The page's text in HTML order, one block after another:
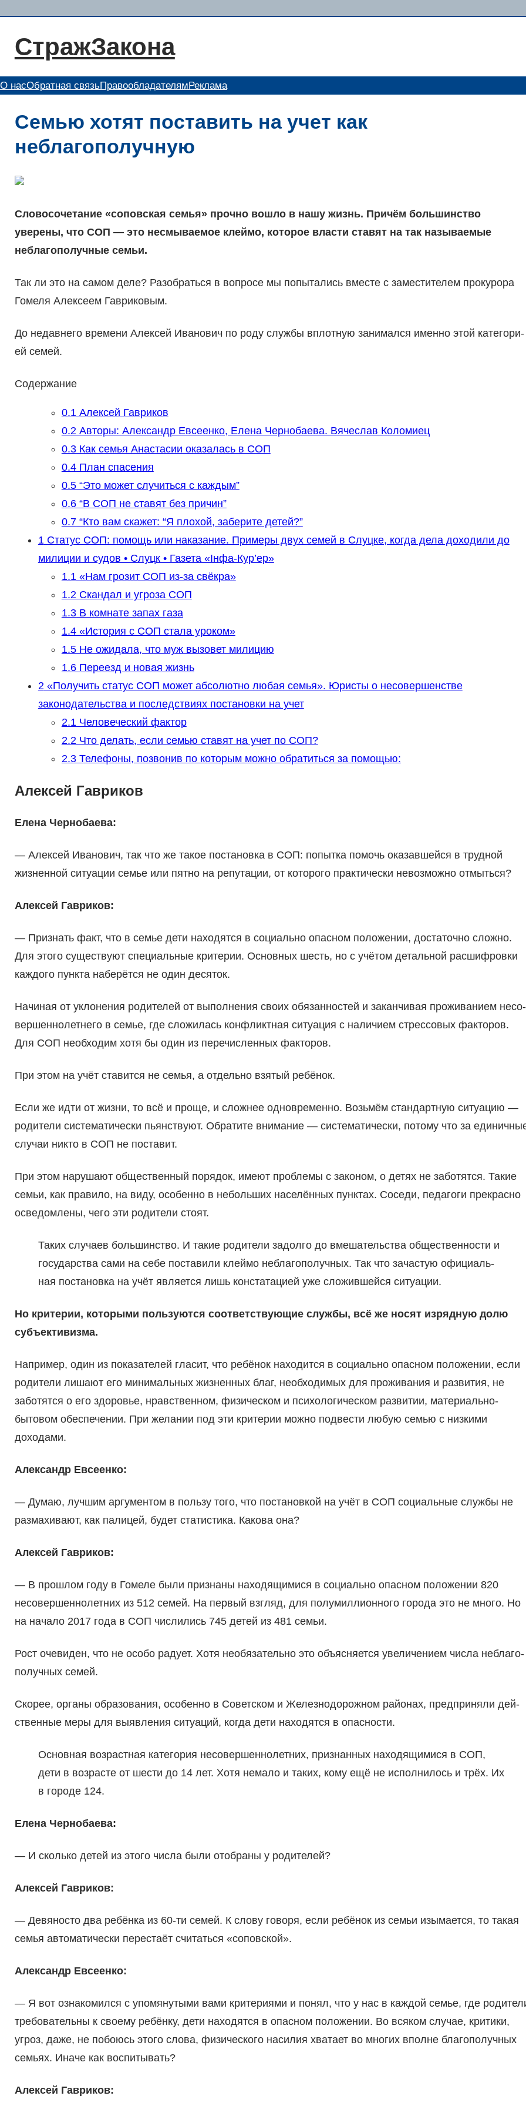
содержимому
СтражЗакона
О насОбратная связьПравообладателям Реклама
Семью хотят поставить на учет как
неблагополучную
Словосочетание «соповская семья» прочно вошло в нашу жизнь. Причём большинство
уверены, что СОП — это несмываемое клеймо, которое вла­сти ставят на так на­зываемые
неблаго­получные семьи.
Так ли это на самом де­ле? Разобраться в во­просе мы попытались вместе с заместите­лем прокурора
Гомеля Алексеем Гаври­ковым.
До недавнего времени Алексей Ива­нович по роду службы вплотную занимался именно этой категори­
ей семей.
Содержание
0.1Алексей Гавриков
0.2Авторы: Александр Евсеенко, Елена Чернобаева. Вячеслав Коломиец
0.3Как семья Анастасии оказалась в СОП
0.4План спасения
0.5“Это может случиться с каждым”
0.6“В СОП не ставят без причин”
0.7“Кто вам скажет: “Я плохой, заберите детей?”
1Статус СОП: помощь или наказание. Примеры двух семей в Слуцке, когда дела доходили до
милиции и судов • Слуцк • Газета «Інфа-Кур’ер»
1.1«Нам грозит СОП из-за свёкра»
1.2Скандал и угроза СОП
1.3В комнате запах газа
1.4«История с СОП стала уроком»
1.5Не ожидала, что муж вызовет милицию
1.6Переезд и новая жизнь
2«Получить статус СОП может абсолютно любая семья». Юристы о несовершенстве
законодательства и последствиях постановки на учет
2.1Человеческий фактор
2.2Что делать, если семью ставят на учет по СОП?
2.3Телефоны, позвонив по которым можно обратиться за помощью:
Алексей Гавриков
Елена Чернобаева:
— Алексей Иванович, так что же такое постановка в СОП: попытка помочь оказав­шейся в трудной
жизненной ситуации семье или пятно на репутации, от которого практи­чески невозможно отмыться?
Алексей Гавриков:
— Признать факт, что в семье дети находятся в соци­ально опасном положении, достаточно сложно.
Для этого существуют специальные кри­терии. Основных шесть, но с учётом детальной расшифров­ки
каждого пункта наберётся не один десяток.
Начиная от уклонения родителей от выпол­нения своих обязанностей и заканчивая проживанием несо­
вершеннолетнего в семье, где сложилась конфликтная ситу­ация с наличием стрессовых факторов.
Для СОП необходим хотя бы один из перечисленных факторов.
При этом на учёт ставится не семья, а отдельно взятый ребёнок.
Если же идти от жизни, то всё и проще, и сложнее одновре­менно. Возьмём стандартную ситуацию —
родители систе­матически пьянствуют. Обрати­те внимание — систематически, потому что за
слу­чаи никто в СОП не поставит.
При этом нарушают обществен­ный порядок, имеют проблемы с законом, о детях не заботят­ся. Такие
семьи, как правило, на виду, особенно в небольших населённых пунктах. Соседи, педагоги прекрасно
осведом­лены, чего эти родители стоят.
Таких случаев большинство. И такие родители задолго до вме­шательства общественности и
государства сами на себе поста­вили клеймо неблагополучных. Так что зачастую официаль­
ная постановка на учёт являет­ся лишь констатацией уже сло­жившейся ситуации.
Но критерии, которыми пользуются соответствующие службы, всё же носят изрядную долю
субъективизма.
Напри­мер, один из показателей гла­сит, что ребёнок находится в социально опасном положе­нии, если
родители лишают его минимальных жизненных благ, необходимых для проживания и развития, не
заботятся о его здоровье, нравственном, физи­ческом и психологическом раз­витии, материально-
бытовом обеспечении. При желании под эти критерии можно под­вести любую семью с низкими
доходами.
Александр Евсеенко:
— Думаю, лучшим аргумен­том в пользу того, что поста­новкой на учёт в СОП соци­альные службы не
размахива­ют, как палицей, будет стати­стика. Какова она?
Алексей Гавриков:
— В прошлом году в Гомеле были признаны находящимися в социально опасном положе­нии 820
несовершеннолетних из 512 семей. На первый взгляд, для полумиллионного горо­да это не много. Но
на начало 2017 года в СОП числились 745 детей из 481 семьи.
Рост очеви­ден, что не особо радует. Хотя необязательно это объясняет­ся увеличением числа неблаго­
получных семей.
Скорее, орга­ны образования, особенно в Советском и Железнодорожном районах, предприняли дей­
ственные меры для выявления ситуаций, когда дети находятся в опасности.
Основная возрастная катего­рия несовершеннолетних, при­знанных находящимися в СОП,
дети в возрасте от шести до 14 лет. Хотя немало и таких, кому ещё не исполнилось и трёх. Их
в городе 124.
Елена Чернобаева:
— И сколько детей из этого числа были отобраны у роди­телей?
Алексей Гавриков:
— Девяносто два ребёнка из 60-ти семей. К слову гово­ря, если ребёнок из семьи изы­мается, то такая
семья автома­тически перестаёт считаться «соповской».
Александр Евсеенко:
— Я вот ознакомился с упо­мянутыми вами критериями и понял, что у нас в каждой семье, где
требова­тельны к своему ребёнку, дети находятся в опасном положе­нии. Во всяком случае, кри­тики,
угроз, даже, не побоюсь этого слова, физического наси­лия хватает во многих вполне благополучных
семьях. Иначе как воспитывать?
Алексей Гавриков: